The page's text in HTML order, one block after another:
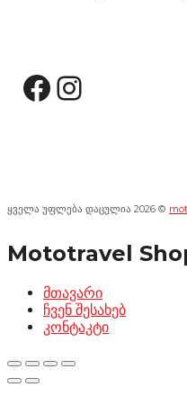
Facebook
ყველა უფლება დაცულია 2026 ©
Mototravel
მთავარი
ჩვენ შესახებ
კონტაკტი